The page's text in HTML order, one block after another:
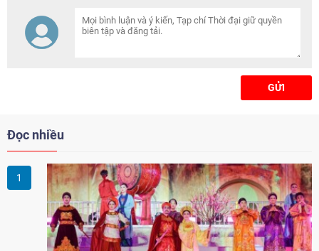
NQ/TW, mà còn xác lập những
định hướng phát triển mang tính
chiến lược cho văn hóa trong
GỬI
Đọc nhiều